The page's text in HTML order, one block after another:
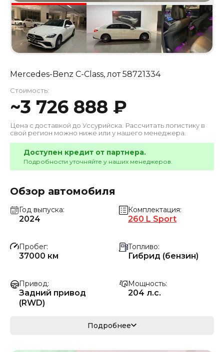
Mercedes-Benz C-Class, лот58721334
Стоимость:
~3 726 888 ₽
Цена с доставкой до Уссурийска . Рассчитать логистику в
свой регион можно ниже или у нашего менеджера.
Доступен кредит от партнера.
Подробности уточняйте у наших менеджеров.
Обзор автомобиля
Год выпуска
2024
Комплектация
260 L Sport
Пробег
37000 км
Топливо
Гибрид (бензин)
Привод
Задний привод
(RWD)
Мощность
204 л.с.
150 кВ
Подробнее